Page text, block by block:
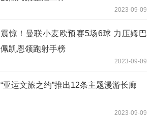
2023-09-09
震惊！曼联小麦欧预赛5场6球 力压姆巴
佩凯恩领跑射手榜
2023-09-09
“亚运文旅之约”推出12条主题漫游长廊
2023-09-09